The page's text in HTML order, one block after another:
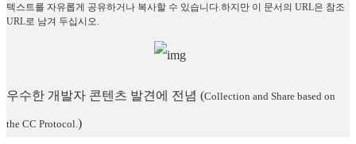
텍스트를 자유롭게 공유하거나 복사할 수 있습니다.하지만 이 문서의 URL은 참조
URL로 남겨 두십시오.
우수한 개발자 콘텐츠 발견에 전념 (Collection and Share based on
the CC Protocol.)